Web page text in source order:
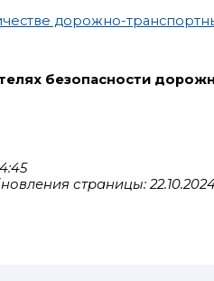
дорожно-
безопасности
страницы: